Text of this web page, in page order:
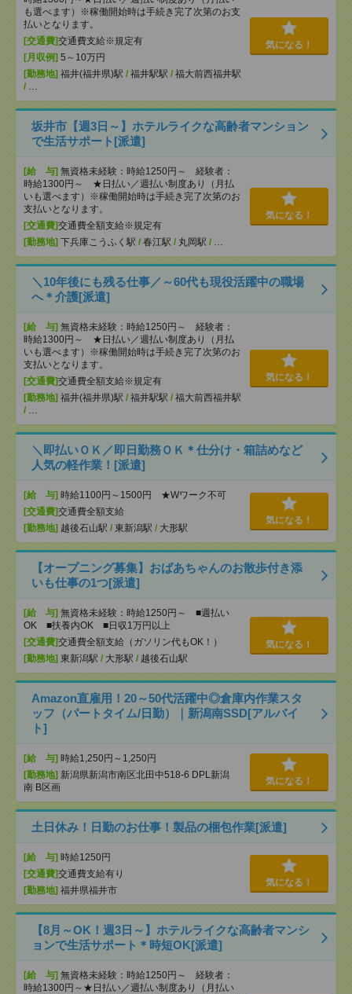
も選べます）※稼働開始時は手続き完了次第のお支
払いとなります。
[交通費]交通費支給※規定有
[月収例] 5～10万円
[勤務地] 福井(福井県)駅 / 福井駅駅 / 福大前西福井駅
/ …
気になる！
坂井市【週3日～】ホテルライクな高齢者マンション
で生活サポート[派遣]
[給 与] 無資格未経験：時給1250円～ 経験者：
時給1300円～ ★日払い／週払い制度あり（月払
いも選べます）※稼働開始時は手続き完了次第のお
支払いとなります。
[交通費]交通費全額支給※規定有
[勤務地] 下兵庫こうふく駅 / 春江駅 / 丸岡駅 / …
気になる！
＼10年後にも残る仕事／～60代も現役活躍中の職場
へ＊介護[派遣]
[給 与] 無資格未経験：時給1250円～ 経験者：
時給1300円～ ★日払い／週払い制度あり（月払
いも選べます）※稼働開始時は手続き完了次第のお
支払いとなります。
[交通費]交通費全額支給※規定有
[勤務地] 福井(福井県)駅 / 福井駅駅 / 福大前西福井駅
/ …
気になる！
＼即払いＯＫ／即日勤務ＯＫ＊仕分け・箱詰めなど
人気の軽作業！[派遣]
[給 与] 時給1100円～1500円 ★Wワーク不可
[交通費]交通費全額支給
[勤務地] 越後石山駅 / 東新潟駅 / 大形駅
気になる！
【オープニング募集】おばあちゃんのお散歩付き添
いも仕事の1つ[派遣]
[給 与] 無資格未経験：時給1250円～ ■週払い
OK ■扶養内OK ■日収1万円以上
[交通費]交通費全額支給（ガソリン代もOK！）
[勤務地] 東新潟駅 / 大形駅 / 越後石山駅
気になる！
Amazon直雇用！20～50代活躍中◎倉庫内作業スタ
ッフ（パートタイム/日勤）｜新潟南SSD[アルバイ
ト]
[給 与] 時給1,250円～1,250円
[勤務地] 新潟県新潟市南区北田中518-6 DPL新潟
南 B区画
気になる！
土日休み！日勤のお仕事！製品の梱包作業[派遣]
[給 与] 時給1250円
[交通費]交通費支給有り
[勤務地] 福井県福井市
気になる！
【8月～OK！週3日～】ホテルライクな高齢者マンシ
ョンで生活サポート＊時短OK[派遣]
[給 与] 無資格未経験：時給1250円～ 経験者：
時給1300円～★日払い／週払い制度あり（月払い